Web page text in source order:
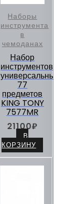
Наборы
инструмента
в
чемоданах
Набор
инструментов
универсальный,
77
предметов
KING TONY
7577MR
21100₽
В
КОРЗИНУ